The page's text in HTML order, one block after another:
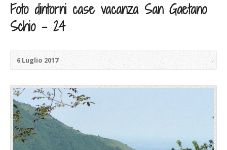
Foto dintorni case vacanza San Gaetano
Schio – 24
6 Luglio 2017